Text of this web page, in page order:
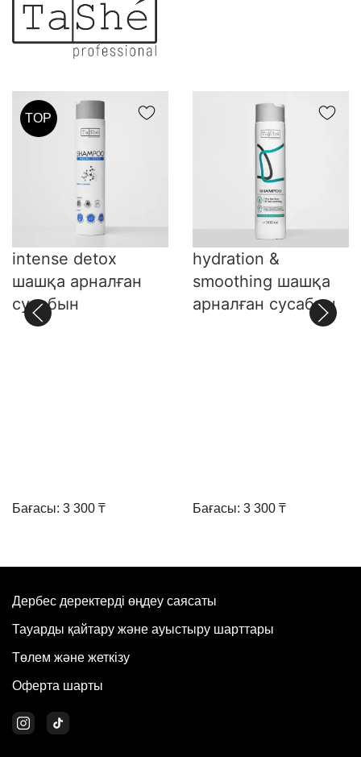
TOP
intense detox
шашқа арналған
сусабын
Бағасы: 3 300 ₸
hydration &
smoothing шашқа
арналған сусабын
Бағасы: 3 300 ₸
Дербес деректерді өңдеу саясаты
Тауарды қайтару және ауыстыру шарттары
Төлем және жеткізу
Оферта шарты